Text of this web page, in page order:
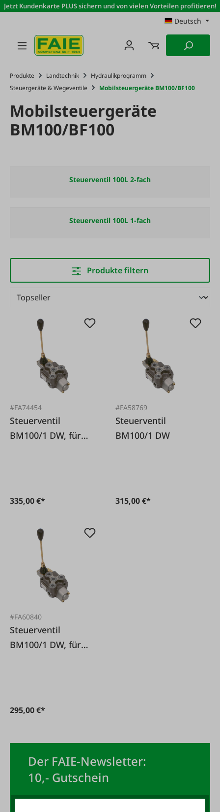
Zum Hauptinhalt springen
Jetzt Kundenkarte PLUS sichern und von vielen Vorteilen profitieren!
Deutsch
Produkte Landtechnik
Hydraulikprogramm
Steuergeräte & Wegeventile
Mobilsteuergeräte BM100/BF100
Mobilsteuergeräte
BM100/BF100
Steuerventil 100L 2-fach
Steuerventil 100L 1-fach
Produkte filtern
#FA74454
Steuerventil
BM100/1 DW, für
335,00 €*
#FA58769
Steuerventil
BM100/1 DW
315,00 €*
#FA60840
Steuerventil
BM100/1 DW, für
295,00 €*
Der FAIE-Newsletter:
10,- Gutschein